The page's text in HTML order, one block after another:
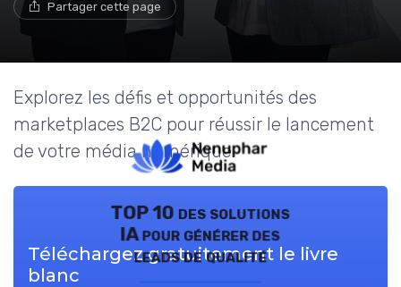
Partager cette page
Explorez les défis et opportunités des
marketplaces B2C pour réussir le lancement
de votre média numérique.
TOP 10 des solutions
IA pour générer des
leads de qualité
Téléchargez gratuitement le livre
blanc